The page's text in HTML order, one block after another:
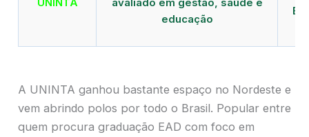
educação
A UNINTA ganhou bastante espaço no Nordeste e
vem abrindo polos por todo o Brasil. Popular entre
quem procura graduação EAD com foco em